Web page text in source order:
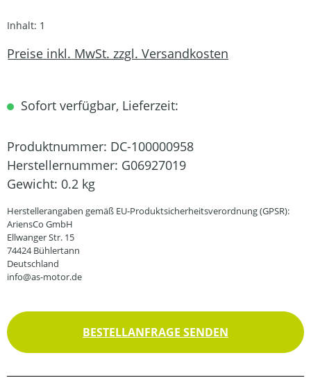
Inhalt: 1
Preise inkl. MwSt. zzgl. Versandkosten
Sofort verfügbar, Lieferzeit:
Produktnummer: DC-100000958
Herstellernummer: G06927019
Gewicht: 0.2 kg
Herstellerangaben gemäß EU-Produktsicherheitsverordnung (GPSR):
AriensCo GmbH
Ellwanger Str. 15
74424 Bühlertann
Deutschland
info@as-motor.de
BESTELLANFRAGE SENDEN